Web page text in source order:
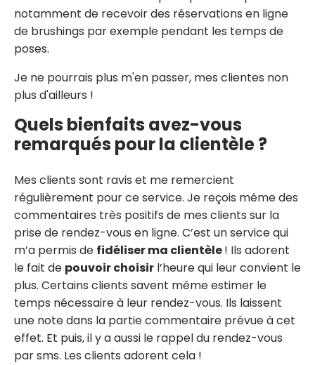
notamment de recevoir des réservations en ligne
de brushings par exemple pendant les temps de
poses.
Je ne pourrais plus m'en passer, mes clientes non
plus d'ailleurs !
Quels bienfaits avez-vous
remarqués pour la clientèle ?
Mes clients sont ravis et me remercient
régulièrement pour ce service. Je reçois même des
commentaires très positifs de mes clients sur la
prise de rendez-vous en ligne. C’est un service qui
m’a permis de fidéliser ma clientèle! Ils adorent
le fait de pouvoir choisir l’heure qui leur convient le
plus. Certains clients savent même estimer le
temps nécessaire à leur rendez-vous. Ils laissent
une note dans la partie commentaire prévue à cet
effet. Et puis, il y a aussi le rappel du rendez-vous
par sms. Les clients adorent cela !